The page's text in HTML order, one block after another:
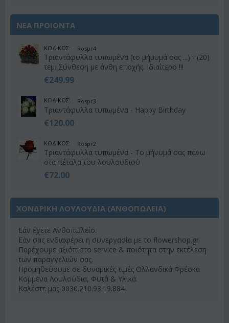
ΝΕΑ ΠΡΟΙΟΝΤΑ
ΚΩΔΙΚΟΣ: Rospr4
Τριαντάφυλλα τυπωμένα (το μήμυμά σας ...) - (20)
τεμ. Σύνθεση με άνθη εποχής. Ιδιαίτερο !!!
€249.99
ΚΩΔΙΚΟΣ: Rospr3
Τριαντάφυλλα τυπωμένα - Happy Birthday
€120.00
ΚΩΔΙΚΟΣ: Rospr2
Τριαντάφυλλα τυπωμένα - Το μήνυμά σας πάνω
στα πέταλα του λουλουδιού
€72.00
ΧΟΝΔΡΙΚΗ ΛΟΥΛΟΥΔΙΑ (ΑΝΘΟΠΩΛΕΊΑ)
Εάν έχετε Ανθοπωλείο.
Εάν σας ενδιαφέρει η συνεργασία με το flowershop.gr
Παρέχουμε αξιόπιστο service & ποιότητα στην εκτέλεση
των παραγγελιών σας.
Προμηθεύουμε σε δυναμικές τιμές Ολλανδικά Φρέσκα
Κομμένα Λουλούδια, Φυτά & Υλικά.
Καλέστε μας 0030.210.93.19.884